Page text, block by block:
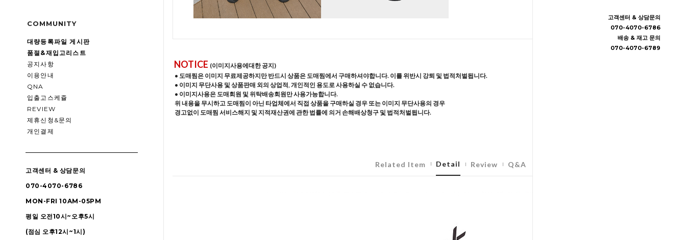
COMMUNITY
대량등록파일 게시판
품절&재입고리스트
공지사항
이용안내
QNA
입출고스케쥴
REVIEW
제휴신청&문의
개인결제
고객센터 & 상담문의
070-4070-6786
MON-FRI 10AM-05PM
평일 오전10시~오후5시
(점심 오후12시~1시)
고객센터 & 상담문의
070-4070-6786
배송 & 재고 문의
070-4070-6789
NOTICE (이미지사용에대한 공지)
• 도매찜은 이미지 무료제공하지만 반드시 상품은 도매찜에서 구매하셔야합니다. 이를 위반시 강퇴 및 법적처벌됩니다.
• 이미지 무단사용 및 상품판매 외의 상업적, 개인적인 용도로 사용하실 수 없습니다.
• 이미지사용은 도매회원 및 위탁배송회원만 사용가능합니다.
위 내용을 무시하고 도매찜이 아닌 타업체에서 직접 상품을 구매하실 경우 또는 이미지 무단사용의 경우
경고없이 도매찜 서비스해지 및 지적재산권에 관한 법률에 의거 손해배상청구 및 법적처벌됩니다.
Related Item Detail Review Q&A